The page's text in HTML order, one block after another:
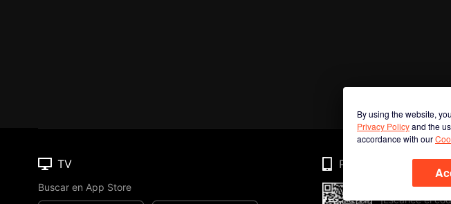
By using the website,
Privacy Policyand the
accordance with our
TV
Buscar en App Store
Phone
¡Escanee el